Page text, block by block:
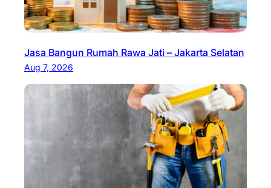
Jasa Bangun Rumah Rawa Jati – Jakarta Selatan
Aug 7, 2026